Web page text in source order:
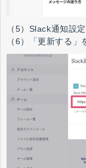
（5）Slack通知設
（6）「更新する」